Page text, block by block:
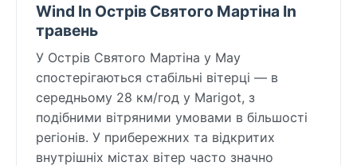
Wind In Острів Святого Мартіна In
травень
У Острів Святого Мартіна у May
спостерігаються стабільні вітерці — в
середньому 28 км/год у Marigot, з
подібними вітряними умовами в більшості
регіонів. У прибережних та відкритих
внутрішніх містах вітер часто значно